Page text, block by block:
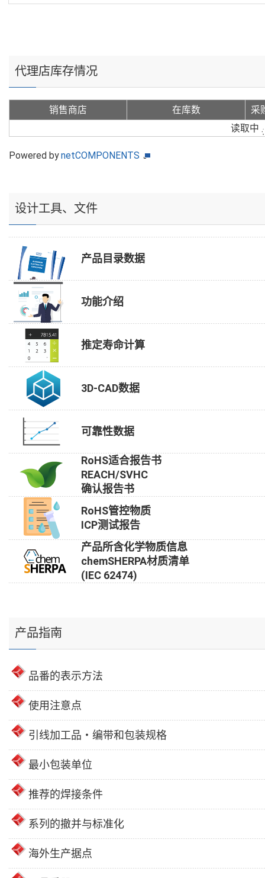
代理店库存情况
销售商店 在库数
采
读取中
Powered bynetCOMPONENTS
设计工具、文件
产品目录数据
功能介绍
推定寿命计算
3D-CAD数据
可靠性数据
RoHS适合报告书
REACH/SVHC
确认报告书
RoHS管控物质
ICP测试报告
产品所含化学物质信息
chemSHERPA材质清单
(IEC 62474)
产品指南
品番的表示方法
使用注意点
引线加工品・编带和包装规格
最小包装单位
推荐的焊接条件
系列的撤并与标准化
海外生产据点